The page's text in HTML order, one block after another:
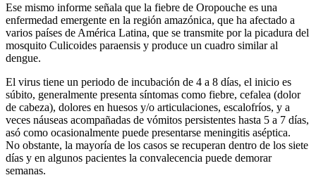
Ese mismo informe señala que la fiebre de Oropouche es una
enfermedad emergente en la región amazónica, que ha afectado a
varios países de América Latina, que se transmite por la picadura del
mosquito Culicoides paraensis y produce un cuadro similar al
dengue.
El virus tiene un periodo de incubación de 4 a 8 días, el inicio es
súbito, generalmente presenta síntomas como fiebre, cefalea (dolor
de cabeza), dolores en huesos y/o articulaciones, escalofríos, y a
veces náuseas acompañadas de vómitos persistentes hasta 5 a 7 días,
asó como ocasionalmente puede presentarse meningitis aséptica.
No obstante, la mayoría de los casos se recuperan dentro de los siete
días y en algunos pacientes la convalecencia puede demorar
semanas.